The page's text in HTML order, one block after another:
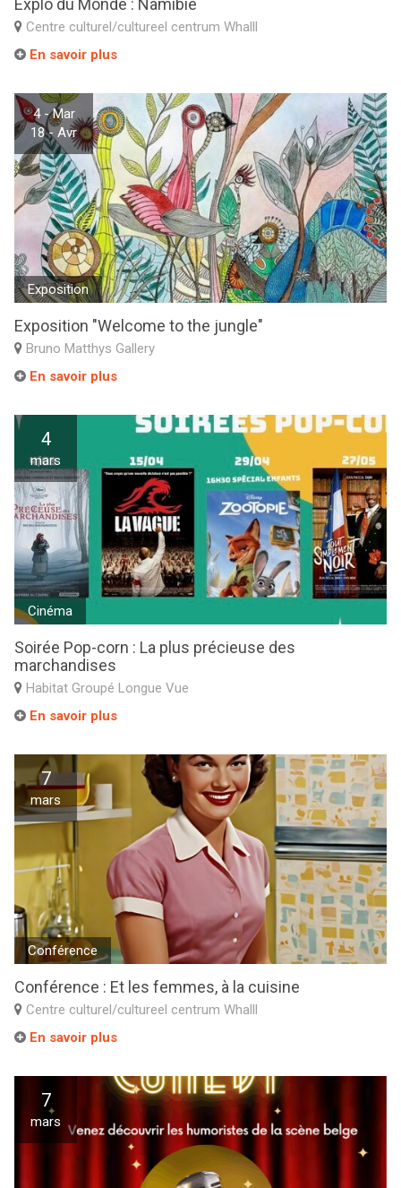
Explo du Monde : Namibie
Centre culturel/cultureel centrum Whalll
En savoir plus
4 - Mar
18 - Avr
Exposition
Exposition "Welcome to the jungle"
Bruno Matthys Gallery
En savoir plus
4
mars
Cinéma
Soirée Pop-corn : La plus précieuse des
marchandises
Habitat Groupé Longue Vue
En savoir plus
7
mars
Conférence
Conférence : Et les femmes, à la cuisine
Centre culturel/cultureel centrum Whalll
En savoir plus
7
mars